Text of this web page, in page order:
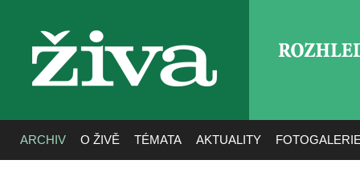
živa
ARCHIV O ŽIVĚ TÉMATA AKTUALITY